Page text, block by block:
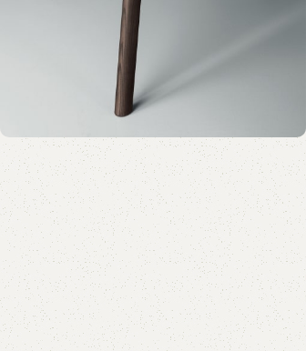
Распродажа
бестселлеров
Скидки на популярные модели!
К покупкам